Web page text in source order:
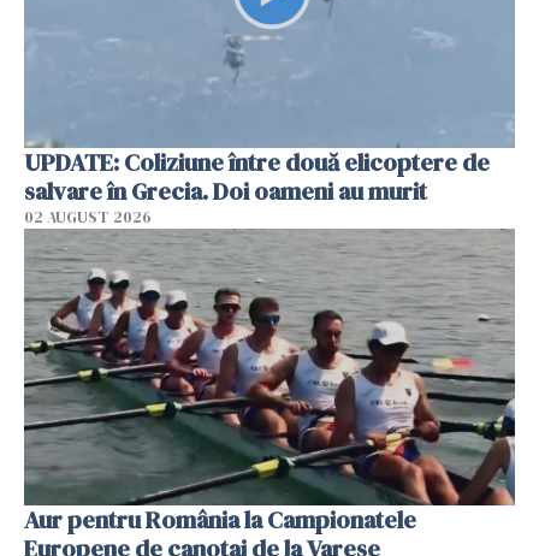
UPDATE: Coliziune între două elicoptere de
salvare în Grecia. Doi oameni au murit
02 AUGUST 2026
Aur pentru România la Campionatele
Europene de canotaj de la Varese